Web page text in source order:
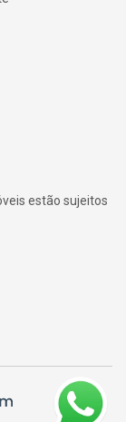
estão sujeitos